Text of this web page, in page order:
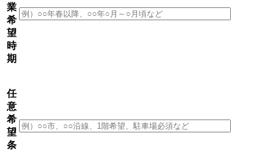
業
希
望
時
期
任
意
希
望
条